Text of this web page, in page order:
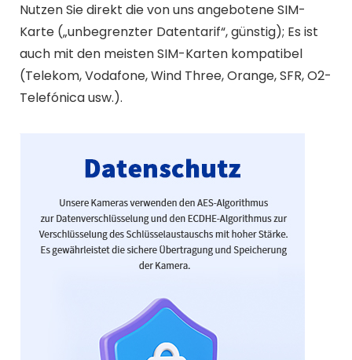
Nutzen Sie direkt die von uns angebotene SIM-
Karte („unbegrenzter Datentarif“, günstig); Es ist
auch mit den meisten SIM-Karten kompatibel
(Telekom, Vodafone, Wind Three, Orange, SFR, O2-
Telefónica usw.).